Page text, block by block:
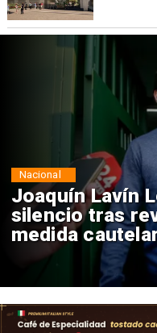
Chile y
reinicio de
consulares
Nacional